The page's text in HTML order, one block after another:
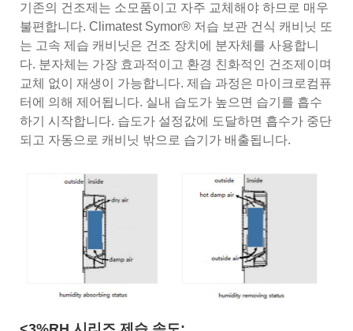
기존의 건조제는 소모품이고 자주 교체해야 하므로 매우
불편합니다. Climatest Symor® 저습 보관 건식 캐비닛 또
는 고속 제습 캐비닛은 건조 장치에 분자체를 사용합니
다. 분자체는 가장 효과적이고 환경 친화적인 건조제이며
교체 없이 재생이 가능합니다. 제습 과정은 마이크로컴퓨
터에 의해 제어됩니다. 실내 습도가 높으면 습기를 흡수
하기 시작합니다. 습도가 설정값에 도달하면 흡수가 중단
되고 자동으로 캐비닛 밖으로 습기가 배출됩니다.